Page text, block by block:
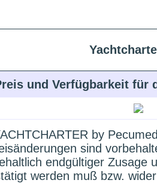
und Verfügbarkeit für
by
sind
endgültiger Zusage
werden muß bzw.